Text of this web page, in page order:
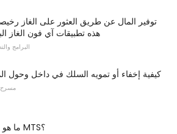
توفير المال عن طريق العثور على الغاز
هذه تطبيقات آي فون الغاز
البرامج
كيفية إخفاء أو تمويه السلك في داخل وحول
مسرح
ما هو ملف MTS؟